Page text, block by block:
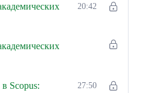
20:42
Scopus:
27:50